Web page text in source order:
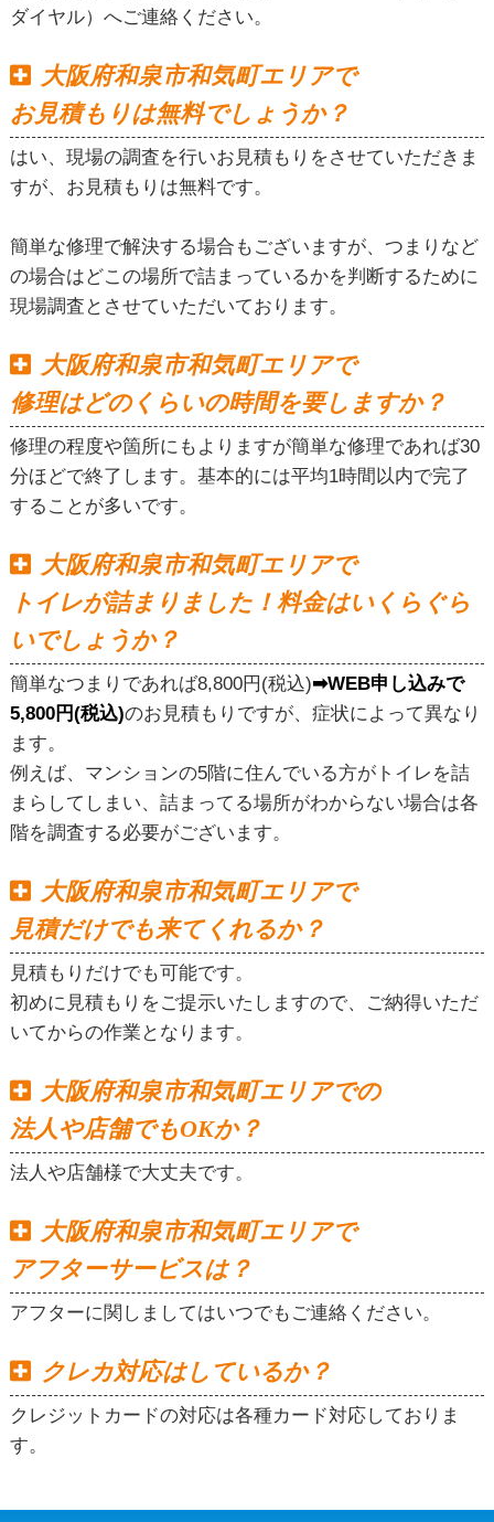
ダイヤル）へご連絡ください。
大阪府和泉市和気町エリアで
お見積もりは無料でしょうか？
はい、現場の調査を行いお見積もりをさせていただきま
すが、お見積もりは無料です。
簡単な修理で解決する場合もございますが、つまりなど
の場合はどこの場所で詰まっているかを判断するために
現場調査とさせていただいております。
大阪府和泉市和気町エリアで
修理はどのくらいの時間を要しますか？
修理の程度や箇所にもよりますが簡単な修理であれば30
分ほどで終了します。基本的には平均1時間以内で完了
することが多いです。
大阪府和泉市和気町エリアで
トイレが詰まりました！料金はいくらぐら
いでしょうか？
簡単なつまりであれば8,800円(税込)➡WEB申し込みで
5,800円(税込)のお見積もりですが、症状によって異なり
ます。
例えば、マンションの5階に住んでいる方がトイレを詰
まらしてしまい、詰まってる場所がわからない場合は各
階を調査する必要がございます。
大阪府和泉市和気町エリアで
見積だけでも来てくれるか？
見積もりだけでも可能です。
初めに見積もりをご提示いたしますので、ご納得いただ
いてからの作業となります。
大阪府和泉市和気町エリアでの
法人や店舗でもOKか？
法人や店舗様で大丈夫です。
大阪府和泉市和気町エリアで
アフターサービスは？
アフターに関しましてはいつでもご連絡ください。
クレカ対応はしているか？
クレジットカードの対応は各種カード対応しておりま
す。